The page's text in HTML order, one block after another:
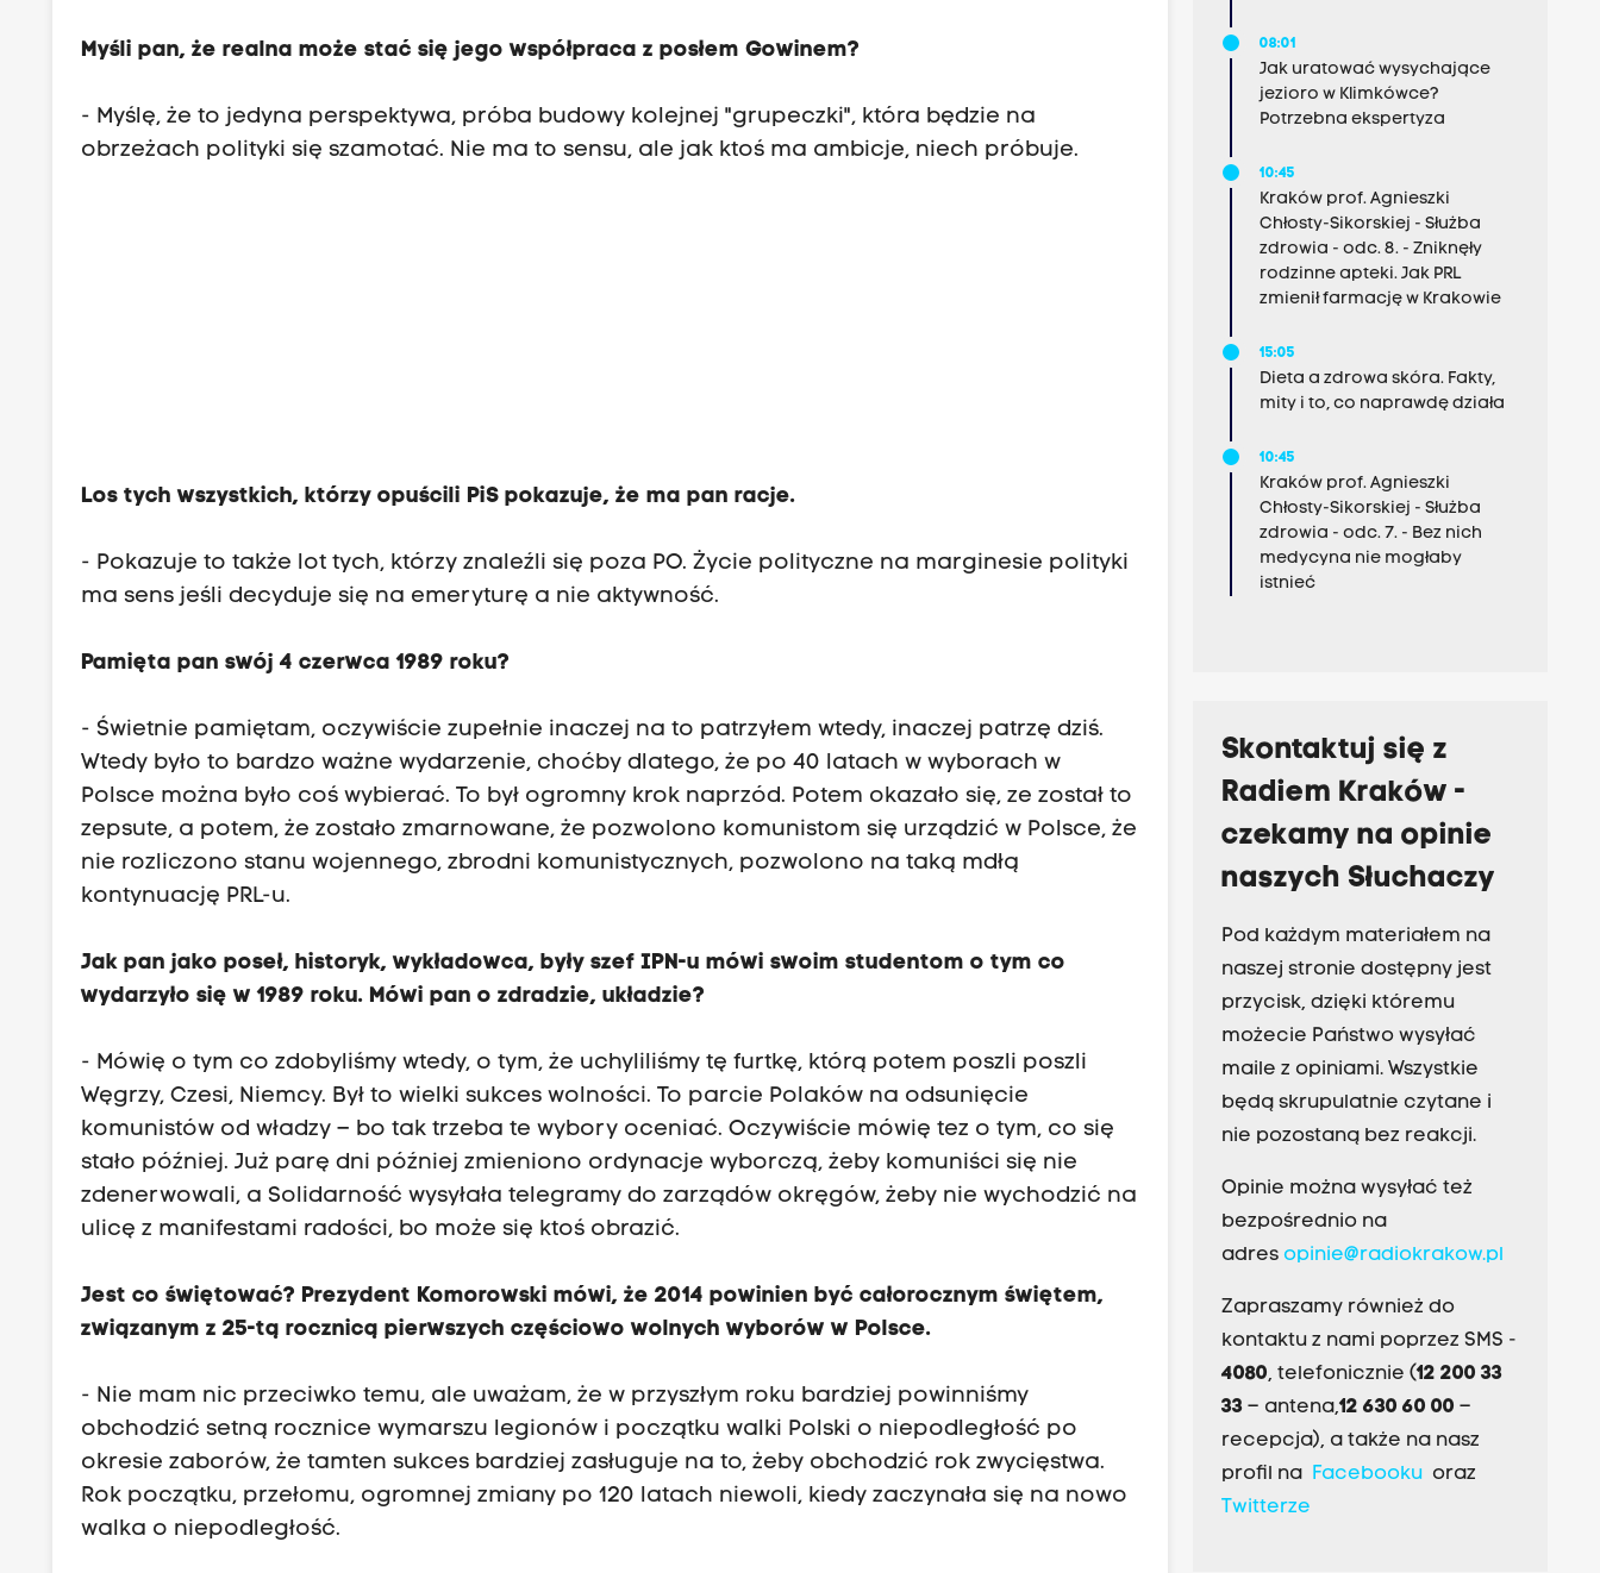
Myśli pan, że realna może stać się jego współpraca z posłem Gowinem?
- Myślę, że to jedyna perspektywa, próba budowy kolejnej "grupeczki", która będzie na
obrzeżach polityki się szamotać. Nie ma to sensu, ale jak ktoś ma ambicje, niech próbuje.
Los tych wszystkich, którzy opuścili PiS pokazuje, że ma pan racje.
- Pokazuje to także lot tych, którzy znaleźli się poza PO. Życie polityczne na marginesie polityki
ma sens jeśli decyduje się na emeryturę a nie aktywność.
Pamięta pan swój 4 czerwca 1989 roku?
- Świetnie pamiętam, oczywiście zupełnie inaczej na to patrzyłem wtedy, inaczej patrzę dziś.
Wtedy było to bardzo ważne wydarzenie, choćby dlatego, że po 40 latach w wyborach w
Polsce można było coś wybierać. To był ogromny krok naprzód. Potem okazało się, ze został to
zepsute, a potem, że zostało zmarnowane, że pozwolono komunistom się urządzić w Polsce, że
nie rozliczono stanu wojennego, zbrodni komunistycznych, pozwolono na taką mdłą
kontynuację PRL-u.
Jak pan jako poseł, historyk, wykładowca, były szef IPN-u mówi swoim studentom o tym co
wydarzyło się w 1989 roku. Mówi pan o zdradzie, układzie?
- Mówię o tym co zdobyliśmy wtedy, o tym, że uchyliliśmy tę furtkę, którą potem poszli poszli
Węgrzy, Czesi, Niemcy. Był to wielki sukces wolności. To parcie Polaków na odsunięcie
komunistów od władzy – bo tak trzeba te wybory oceniać. Oczywiście mówię tez o tym, co się
stało później. Już parę dni później zmieniono ordynacje wyborczą, żeby komuniści się nie
zdenerwowali, a Solidarność wysyłała telegramy do zarządów okręgów, żeby nie wychodzić na
ulicę z manifestami radości, bo może się ktoś obrazić.
Jest co świętować? Prezydent Komorowski mówi, że 2014 powinien być całorocznym świętem,
związanym z 25-tą rocznicą pierwszych częściowo wolnych wyborów w Polsce.
- Nie mam nic przeciwko temu, ale uważam, że w przyszłym roku bardziej powinniśmy
obchodzić setną rocznice wymarszu legionów i początku walki Polski o niepodległość po
okresie zaborów, że tamten sukces bardziej zasługuje na to, żeby obchodzić rok zwycięstwa.
Rok początku, przełomu, ogromnej zmiany po 120 latach niewoli, kiedy zaczynała się na nowo
walka o niepodległość.
08:01
Jak uratować wysychające
jezioro w Klimkówce?
Potrzebna ekspertyza
10:45
Kraków prof. Agnieszki
Chłosty-Sikorskiej - Służba
zdrowia - odc. 8. - Zniknęły
rodzinne apteki. Jak PRL
zmienił farmację w Krakowie
15:05
Dieta a zdrowa skóra. Fakty,
mity i to, co naprawdę działa
10:45
Kraków prof. Agnieszki
Chłosty-Sikorskiej - Służba
zdrowia - odc. 7. - Bez nich
medycyna nie mogłaby
istnieć
Skontaktuj się z
Radiem Kraków -
czekamy na opinie
naszych Słuchaczy
Pod każdym materiałem na
naszej stronie dostępny jest
przycisk, dzięki któremu
możecie Państwo wysyłać
maile z opiniami. Wszystkie
będą skrupulatnie czytane i
nie pozostaną bez reakcji.
Opinie można wysyłać też
bezpośrednio na
adres opinie@radiokrakow.pl
Zapraszamy również do
kontaktu z nami poprzez SMS -
4080, telefonicznie (12 200 33
33– antena,12 630 60 00 –
recepcja), a także na nasz
profil na Facebookuoraz
Twitterze